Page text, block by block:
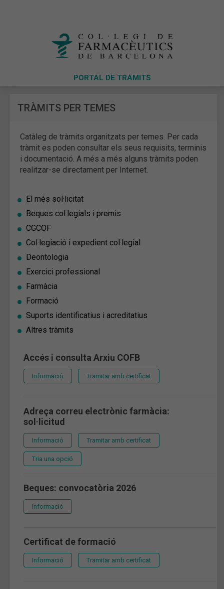
PORTAL DE TRÀMITS
TRÀMITS PER TEMES
Catàleg de tràmits organitzats per temes. Per cada
tràmit es poden consultar els seus requisits, terminis
i documentació. A més a més alguns tràmits poden
realitzar-se directament per Internet.
El més sol·licitat
Beques col·legials i premis
CGCOF
Col·legiació i expedient col·legial
Deontologia
Exercici professional
Farmàcia
Formació
Suports identificatius i acreditatius
Altres tràmits
Accés i consulta Arxiu COFB
Informació Tramitar amb certificat
Adreça correu electrònic farmàcia:
sol·licitud
Informació Tramitar amb certificat
Tria una opció
Beques: convocatòria 2026
Informació
Certificat de formació
Informació Tramitar amb certificat